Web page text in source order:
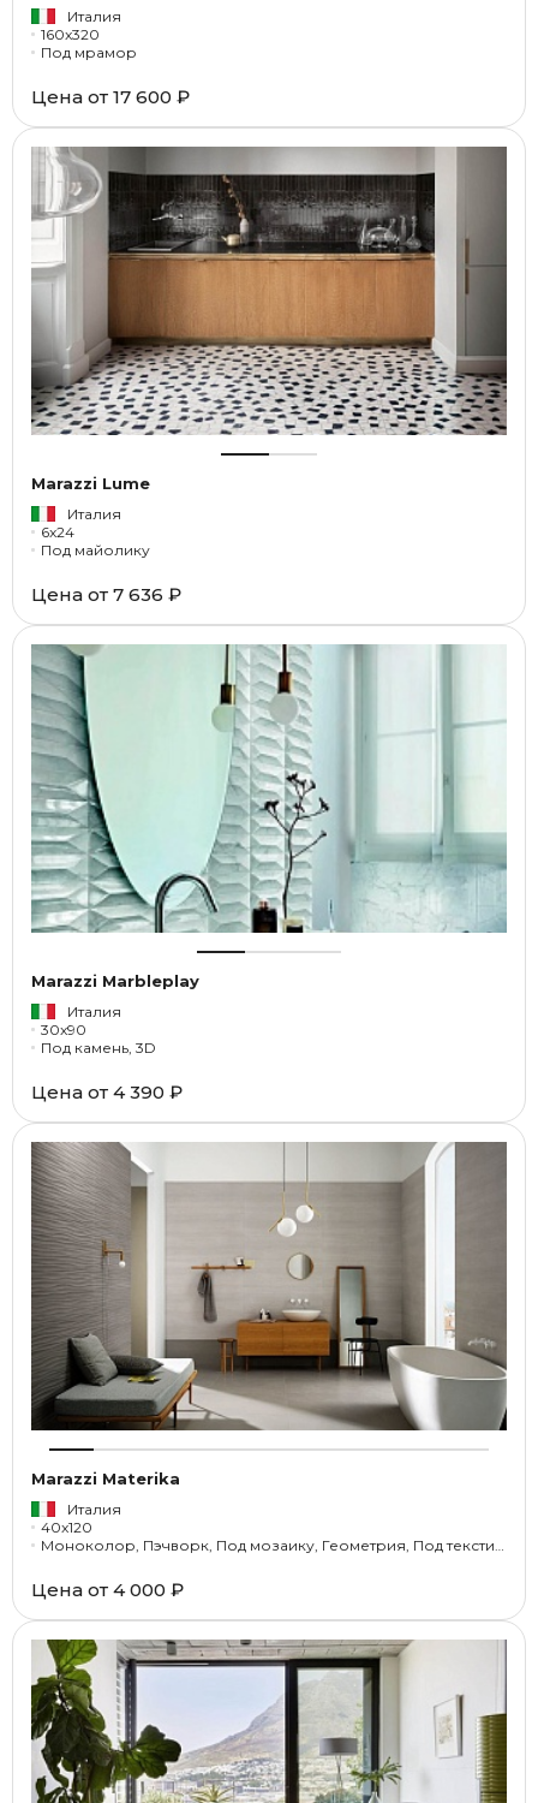
Италия
160x320
Под мрамор
Цена от 17 600 ₽
Marazzi Lume
Италия
6x24
Под майолику
Цена от 7 636 ₽
Marazzi Marbleplay
Италия
30x90
Под камень, 3D
Цена от 4 390 ₽
Marazzi Materika
Италия
40x120
Моноколор, Пэчворк, Под мозаику, Геометрия, Под текстиль
Цена от 4 000 ₽